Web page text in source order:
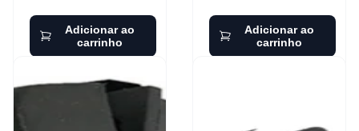
Adicionar ao
carrinho
Adicionar ao
carrinho